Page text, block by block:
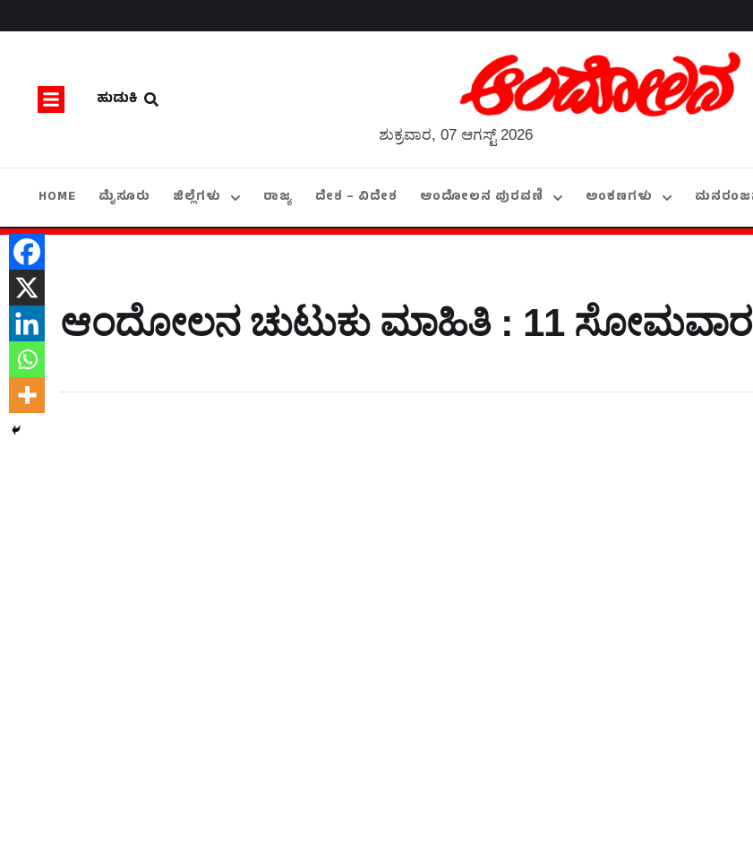
ಹುಡುಕಿ
ಶುಕ್ರವಾರ, 07 ಆಗಸ್ಟ್ 2026
HOME ಮೈಸೂರು ಜಿಲ್ಲೆಗಳು ರಾಜ್ಯ ದೇಶ – ವಿದೇಶ ಆಂದೋಲನ ಪುರವಣಿ ಅಂಕಣಗಳು
ಆಂದೋಲನ ಚುಟುಕು ಮಾಹಿತಿ : 11 ಸೋಮವಾರ